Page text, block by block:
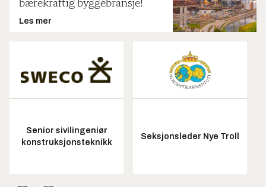
bærekraftig byggebransje!
Les mer
Senior sivilingeniør
konstruksjonsteknikk
Seksjonsleder Nye Troll